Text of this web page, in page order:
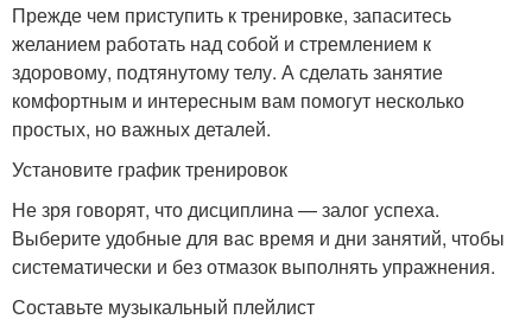
Прежде чем приступить к тренировке, запаситесь
желанием работать над собой и стремлением к
здоровому, подтянутому телу. А сделать занятие
комфортным и интересным вам помогут несколько
простых, но важных деталей.
Установите график тренировок
Не зря говорят, что дисциплина — залог успеха.
Выберите удобные для вас время и дни занятий, чтобы
систематически и без отмазок выполнять упражнения.
Составьте музыкальный плейлист